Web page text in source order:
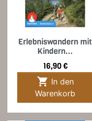
Erlebniswandern mit
Kindern...
Preis
16,90 €

Warenkorb